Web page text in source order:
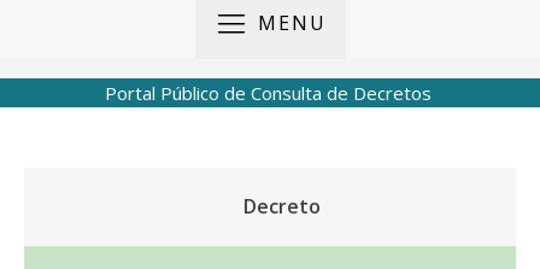
MENU
Portal Público de Consulta de Decretos
Decreto